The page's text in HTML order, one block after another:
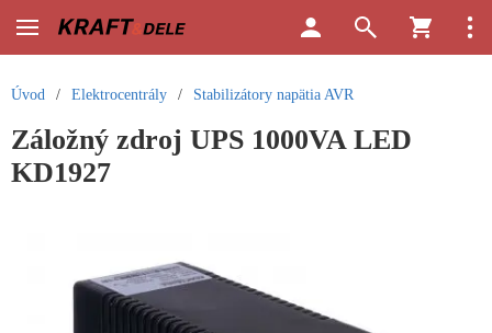
Úvod / Elektrocentrály / Stabilizátory napätia AVR
Záložný zdroj UPS 1000VA LED
KD1927